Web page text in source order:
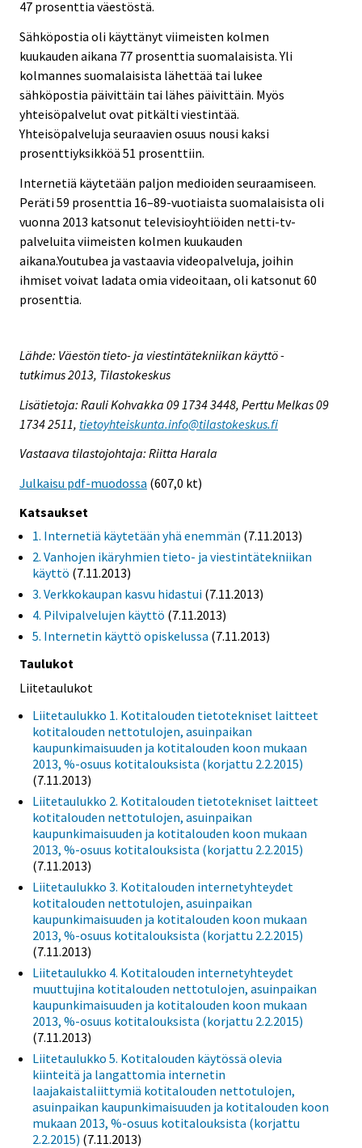
47 prosenttia väestöstä.
Sähköpostia oli käyttänyt viimeisten kolmen
kuukauden aikana 77 prosenttia suomalaisista. Yli
kolmannes suomalaisista lähettää tai lukee
sähköpostia päivittäin tai lähes päivittäin. Myös
yhteisöpalvelut ovat pitkälti viestintää.
Yhteisöpalveluja seuraavien osuus nousi kaksi
prosenttiyksikköä 51 prosenttiin.
Internetiä käytetään paljon medioiden seuraamiseen.
Peräti 59 prosenttia 16–89-vuotiaista suomalaisista oli
vuonna 2013 katsonut televisioyhtiöiden netti-tv-
palveluita viimeisten kolmen kuukauden
aikana.Youtubea ja vastaavia videopalveluja, joihin
ihmiset voivat ladata omia videoitaan, oli katsonut 60
prosenttia.
Lähde: Väestön tieto- ja viestintätekniikan käyttö -
tutkimus 2013, Tilastokeskus
Lisätietoja: Rauli Kohvakka 09 1734 3448, Perttu Melkas 09
1734 2511, tietoyhteiskunta.info@tilastokeskus.fi
Vastaava tilastojohtaja: Riitta Harala
Julkaisu pdf-muodossa (607,0 kt)
Katsaukset
1. Internetiä käytetään yhä enemmän (7.11.2013)
2. Vanhojen ikäryhmien tieto- ja viestintätekniikan
käyttö (7.11.2013)
3. Verkkokaupan kasvu hidastui (7.11.2013)
4. Pilvipalvelujen käyttö (7.11.2013)
5. Internetin käyttö opiskelussa (7.11.2013)
Taulukot
Liitetaulukot
Liitetaulukko 1. Kotitalouden tietotekniset laitteet
kotitalouden nettotulojen, asuinpaikan
kaupunkimaisuuden ja kotitalouden koon mukaan
2013, %-osuus kotitalouksista (korjattu 2.2.2015)
(7.11.2013)
Liitetaulukko 2. Kotitalouden tietotekniset laitteet
kotitalouden nettotulojen, asuinpaikan
kaupunkimaisuuden ja kotitalouden koon mukaan
2013, %-osuus kotitalouksista (korjattu 2.2.2015)
(7.11.2013)
Liitetaulukko 3. Kotitalouden internetyhteydet
kotitalouden nettotulojen, asuinpaikan
kaupunkimaisuuden ja kotitalouden koon mukaan
2013, %-osuus kotitalouksista (korjattu 2.2.2015)
(7.11.2013)
Liitetaulukko 4. Kotitalouden internetyhteydet
muuttujina kotitalouden nettotulojen, asuinpaikan
kaupunkimaisuuden ja kotitalouden koon mukaan
2013, %-osuus kotitalouksista (korjattu 2.2.2015)
(7.11.2013)
Liitetaulukko 5. Kotitalouden käytössä olevia
kiinteitä ja langattomia internetin
laajakaistaliittymiä kotitalouden nettotulojen,
asuinpaikan kaupunkimaisuuden ja kotitalouden koon
mukaan 2013, %-osuus kotitalouksista (korjattu
2.2.2015) (7.11.2013)